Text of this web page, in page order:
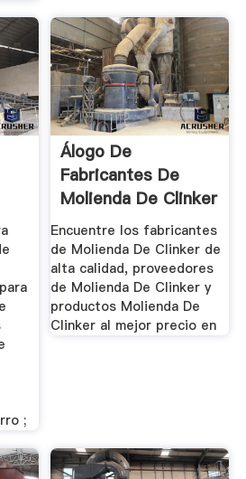
;
Álogo De
Fabricantes De
Molienda De Clinker
De Alta ...
Encuentre los fabricantes
de Molienda De Clinker de
alta calidad, proveedores
de Molienda De Clinker y
productos Molienda De
Clinker al mejor precio en